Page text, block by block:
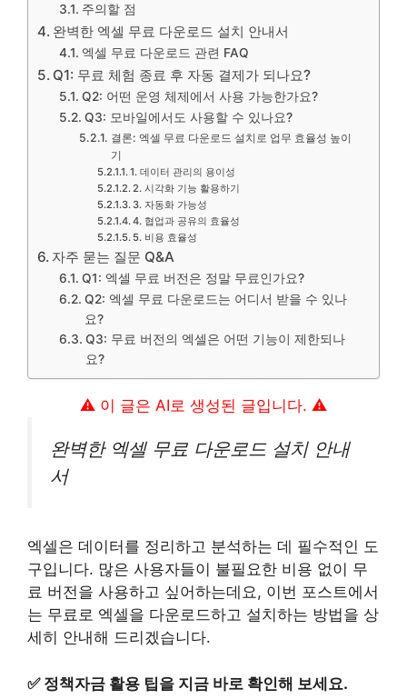
주의할 점
완벽한 엑셀 무료 다운로드 설치 안내서
엑셀 무료 다운로드 관련 FAQ
Q1: 무료 체험 종료 후 자동 결제가 되나요?
Q2: 어떤 운영 체제에서 사용 가능한가요?
Q3: 모바일에서도 사용할 수 있나요?
결론: 엑셀 무료 다운로드 설치로 업무 효율성 높이
기
1. 데이터 관리의 용이성
2. 시각화 기능 활용하기
3. 자동화 가능성
4. 협업과 공유의 효율성
5. 비용 효율성
자주 묻는 질문 Q&A
Q1: 엑셀 무료 버전은 정말 무료인가요?
Q2: 엑셀 무료 다운로드는 어디서 받을 수 있나
요?
Q3: 무료 버전의 엑셀은 어떤 기능이 제한되나
요?
⚠️ 이 글은 AI로 생성된 글입니다. ⚠️
완벽한 엑셀 무료 다운로드 설치 안내
서
엑셀은 데이터를 정리하고 분석하는 데 필수적인 도
구입니다. 많은 사용자들이 불필요한 비용 없이 무
료 버전을 사용하고 싶어하는데요, 이번 포스트에서
는 무료로 엑셀을 다운로드하고 설치하는 방법을 상
세히 안내해 드리겠습니다.
✅ 정책자금 활용 팁을 지금 바로 확인해 보세요.